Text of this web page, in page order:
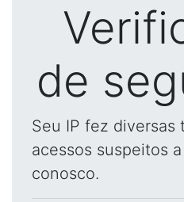
de
Seu IP fez diversas
acessos suspeitos
conosco.